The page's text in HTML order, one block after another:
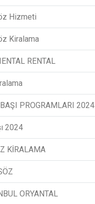
Hizmeti
Kiralama
RENTAL
PROGRAMLARI 2024
2024
KİRALAMA
ORYANTAL